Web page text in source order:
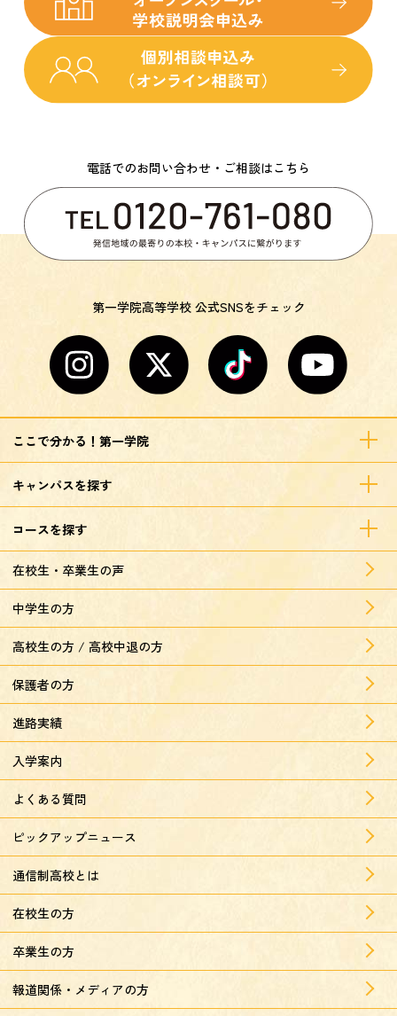
電話でのお問い合わせ・ご相談はこちら
第一学院高等学校 公式SNSをチェック
ここで分かる！第一学院
キャンパスを探す
コースを探す
在校生・卒業生の声
中学生の方
高校生の方 / 高校中退の方
保護者の方
進路実績
入学案内
よくある質問
ピックアップニュース
通信制高校とは
在校生の方
卒業生の方
報道関係・メディアの方